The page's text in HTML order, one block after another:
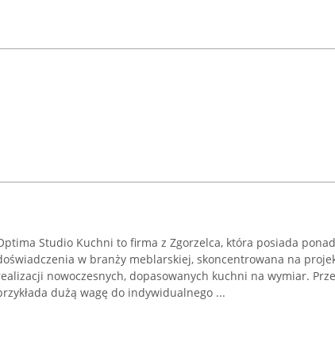
Studio Kuchni to firma z Zgorzelca, która posiada
w branży meblarskiej, skoncentrowana na
nowoczesnych, dopasowanych kuchni na wymiar.
dużą wagę do indywidualnego ...